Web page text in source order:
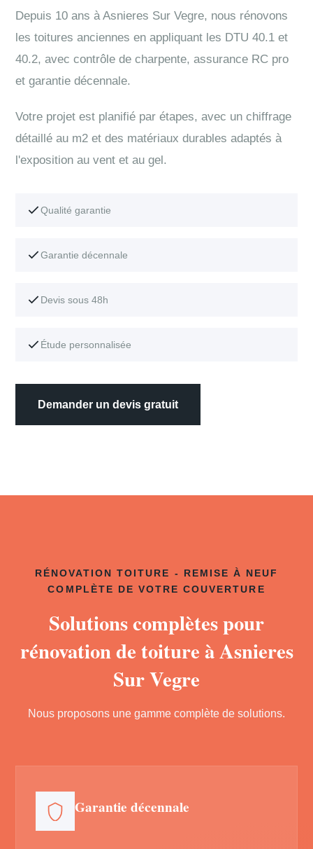
Depuis 10 ans à Asnieres Sur Vegre, nous rénovons
les toitures anciennes en appliquant les DTU 40.1 et
40.2, avec contrôle de charpente, assurance RC pro
et garantie décennale.
Votre projet est planifié par étapes, avec un chiffrage
détaillé au m2 et des matériaux durables adaptés à
l'exposition au vent et au gel.
Qualité garantie
Garantie décennale
Devis sous 48h
Étude personnalisée
Demander un devis gratuit
RÉNOVATION TOITURE - REMISE À NEUF
COMPLÈTE DE VOTRE COUVERTURE
Solutions complètes pour
rénovation de toiture à Asnieres
Sur Vegre
Nous proposons une gamme complète de solutions.
Garantie décennale